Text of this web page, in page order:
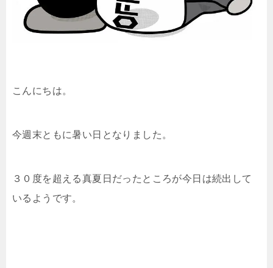
こんにちは。
今週末ともに暑い日となりました。
３０度を超える真夏日だったところが今日は続出して
いるようです。